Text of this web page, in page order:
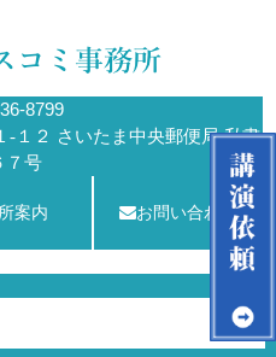
8799
-１２ さいたま中央郵便局 私書
７号
案内 お問い合わせ